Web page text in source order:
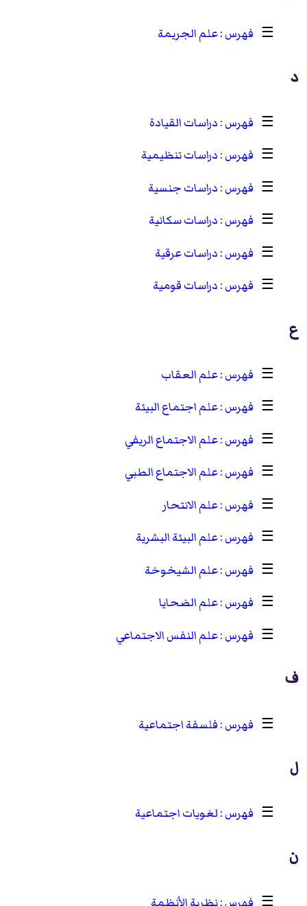
☰ علم الجريمة
د
☰
دراسات القيادة
☰
دراسات تنظيمية
☰
دراسات جنسية
☰
دراسات سكانية
☰
دراسات عرقية
☰
دراسات قومية
ع
☰
علم العقاب
☰
علم اجتماع البيئة
☰
علم الاجتماع الريفي
☰
علم الاجتماع الطبي
☰
علم الانتحار
☰
علم البيئة البشرية
☰
علم الشيخوخة
☰
علم الضحايا
☰
علم النفس الاجتماعي
ف
☰ فلسفة اجتماعية
ل
☰ لغويات اجتماعية
ن
☰ نظرية الأنظمة